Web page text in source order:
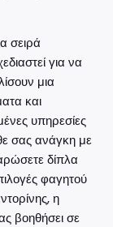
σειρά
για να
μια
και
υπηρεσίες
σας ανάγκη με
δίπλα
φαγητού
η
βοηθήσει σε